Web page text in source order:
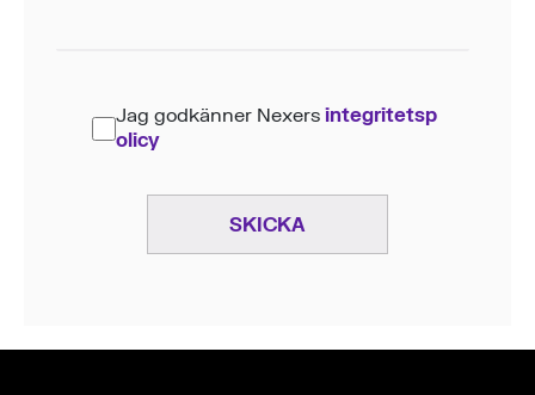
Jag godkänner Nexers integritetsp
olicy
SKICKA